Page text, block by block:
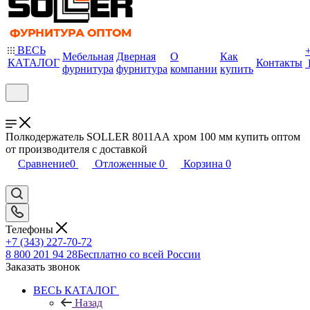
ВЕСЬ
КАТАЛОГ
Мебельная
фурнитура
Дверная
фурнитура
О
компании
Как
купить
Контакты
Полкодержатель SOLLER 8011АА хром 100 мм купить оптом
от производителя с доставкой
Сравнение0 Отложенные 0 Корзина 0
Телефоны
+7 (343) 227-70-72
8 800 201 94 28Бесплатно со всей России
Заказать звонок
ВЕСЬ КАТАЛОГ
Назад